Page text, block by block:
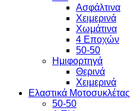
Ασφάλτινα
Χειμερινά
Χωμάτινα
4 Εποχών
50-50
Ημιφορτηγά
Θερινά
Χειμερινά
Ελαστικά Μοτοσυκλέτας
50-50